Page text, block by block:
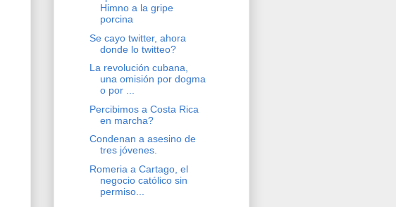
Himno a la gripe
porcina
Se cayo twitter, ahora
donde lo twitteo?
La revolución cubana,
una omisión por dogma
o por ...
Percibimos a Costa Rica
en marcha?
Condenan a asesino de
tres jóvenes.
Romeria a Cartago, el
negocio católico sin
permiso...